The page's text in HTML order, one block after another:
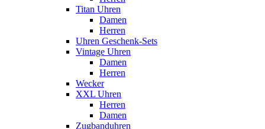
Titan Uhren
Damen
Herren
Uhren Geschenk-Sets
Vintage Uhren
Damen
Herren
Wecker
XXL Uhren
Herren
Damen
Zugbanduhren